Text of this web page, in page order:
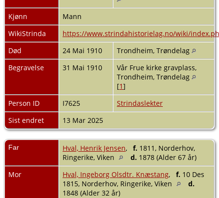
Kjønn
Mann
WikiStrinda
https://www.strindahistorielag.no/wiki/
Død
24 Mai 1910
Trondheim, Trøndelag
Begravelse
31 Mai 1910
Vår Frue kirke gravplass,
Trondheim, Trøndelag
[1]
Person ID
I7625
Strindaslekter
Sist endret
13 Mar 2025
Far Hval, Henrik Jensen, f. 1811, Norderhov,
Ringerike, Viken
d. 1878 (Alder 67 år)
Mor
Hval, Ingeborg Olsdtr. Knæstang, f. 10 Des
1815, Norderhov, Ringerike, Viken
d.
1848 (Alder 32 år)